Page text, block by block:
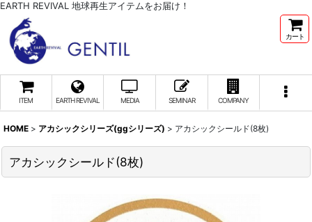
EARTH REVIVAL 地球再生アイテムをお届け！
カート
ITEM EARTH REVIVAL MEDIA SEMINAR COMPANY
HOME > アカシックシリーズ(ggシリーズ) > アカシックシールド(8枚)
アカシックシールド(8枚)